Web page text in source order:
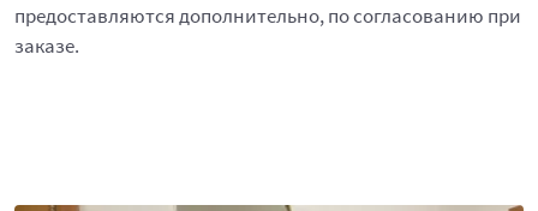
предоставляются дополнительно, по согласованию при
заказе.